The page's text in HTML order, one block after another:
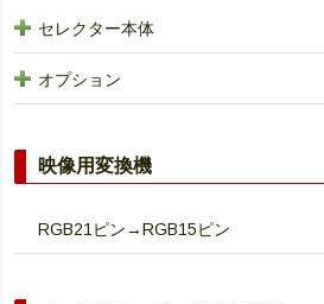
セレクター本体
オプション
映像用変換機
RGB21ピン→RGB15ピン